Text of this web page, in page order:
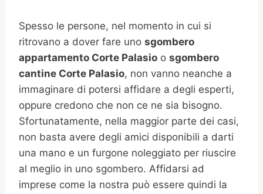
Spesso le persone, nel momento in cui si
ritrovano a dover fare uno sgombero
appartamento Corte Palasio o sgombero
cantine Corte Palasio, non vanno neanche a
immaginare di potersi affidare a degli esperti,
oppure credono che non ce ne sia bisogno.
Sfortunatamente, nella maggior parte dei casi,
non basta avere degli amici disponibili a darti
una mano e un furgone noleggiato per riuscire
al meglio in uno sgombero. Affidarsi ad
imprese come la nostra può essere quindi la